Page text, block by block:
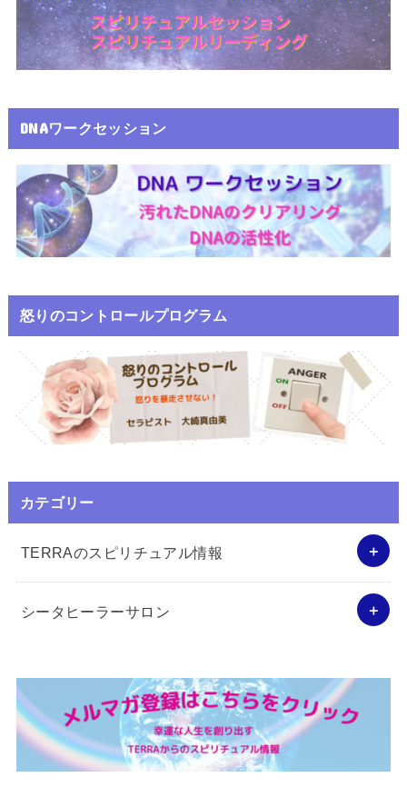
DNAワークセッション
怒りのコントロールプログラム
カテゴリー
TERRAのスピリチュアル情報
シータヒーラーサロン